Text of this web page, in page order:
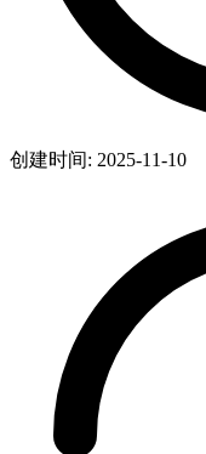
创建时间: 2025-11-10